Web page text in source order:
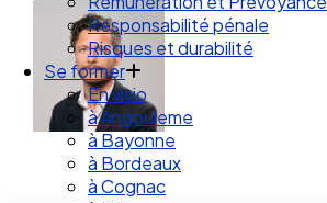
Responsabilité pénale
Risques et durabilité
Se former
En visio
à Angouleme
à Bayonne
à Bordeaux
à Cognac